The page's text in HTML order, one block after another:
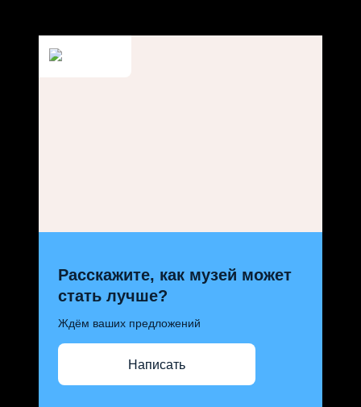
Расскажите, как музей может
стать лучше?
Ждём ваших предложений
Написать